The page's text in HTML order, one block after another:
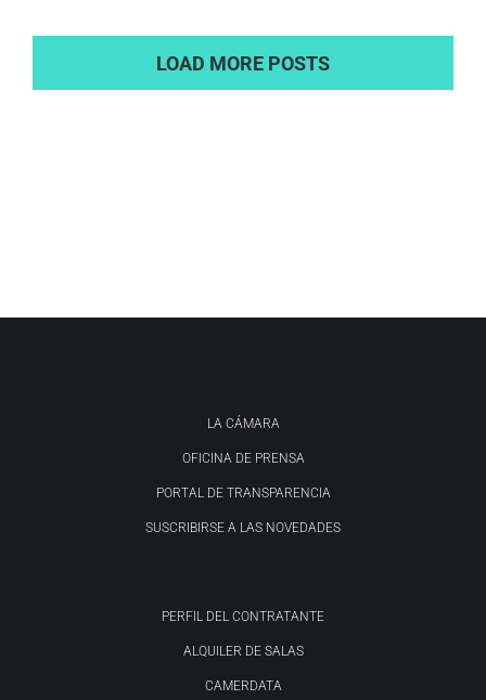
LOAD MORE POSTS
LA CÁMARA
OFICINA DE PRENSA
PORTAL DE TRANSPARENCIA
SUSCRIBIRSE A LAS NOVEDADES
PERFIL DEL CONTRATANTE
ALQUILER DE SALAS
CAMERDATA